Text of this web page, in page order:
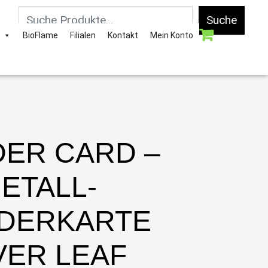
Suche
BioFlame Filialen Kontakt Mein Konto
CARD –
LEAF